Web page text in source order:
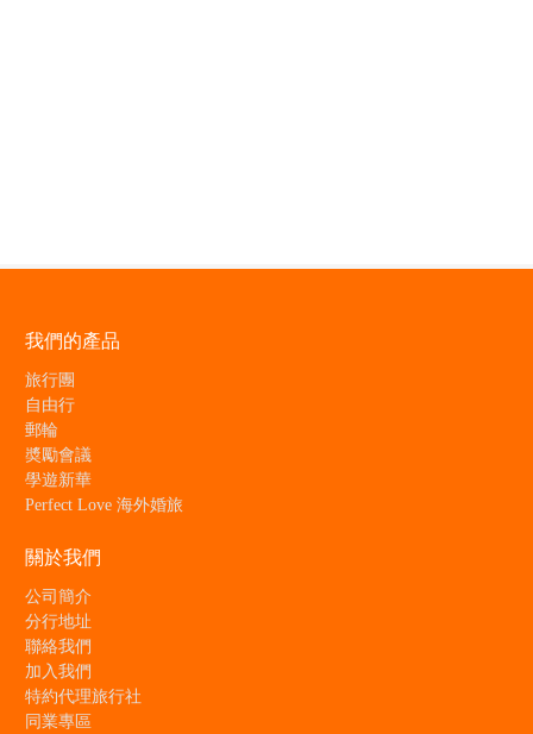
我們的產品
旅行團
自由行
郵輪
奬勵會議
學遊新華
Perfect Love 海外婚旅
關於我們
公司簡介
分行地址
聯絡我們
加入我們
特約代理旅行社
同業專區